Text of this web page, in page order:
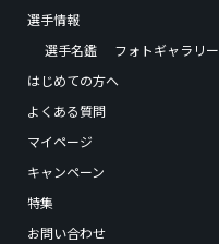
選手情報
選手名鑑
フォトギャラリー
はじめての方へ
よくある質問
マイページ
キャンペーン
特集
お問い合わせ